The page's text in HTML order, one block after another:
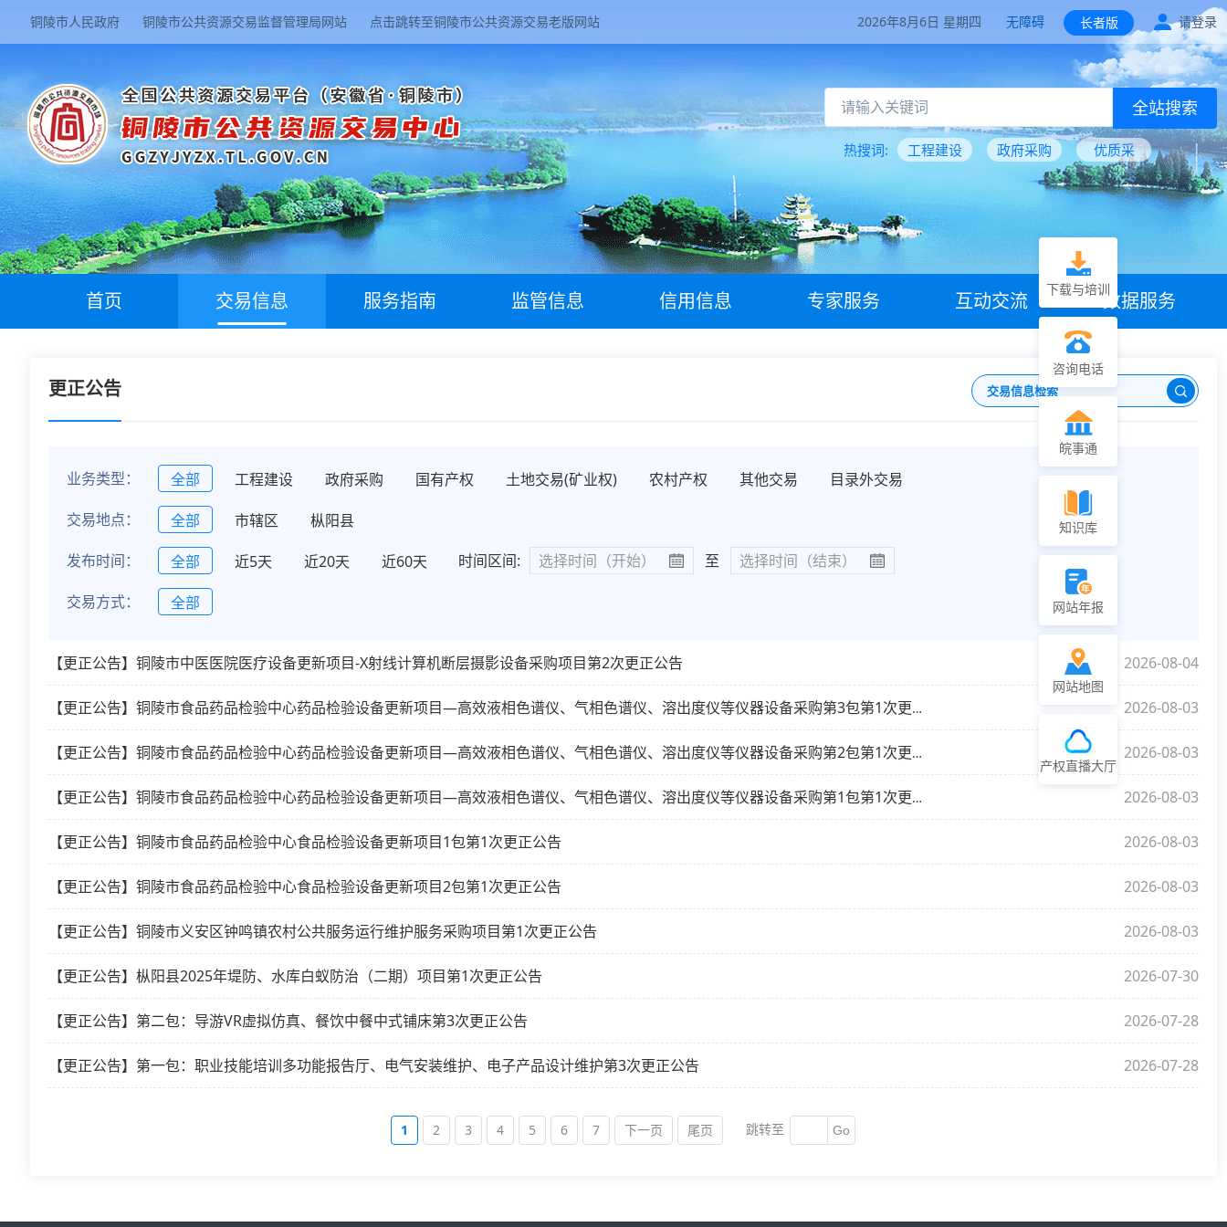
铜陵市人民政府 铜陵市公共资源交易监督管理局网站 点击跳转至铜陵市公共资源交易老版网站 2026年8月6日 星期四 无障碍 长者版 请登录
全站搜索
热搜词: 工程建设 政府采购 优质采
首页 交易信息 服务指南 监管信息 信用信息 专家服务 互动交流 数据服务
更正公告
业务类型： 全部 工程建设 政府采购 国有产权 土地交易(矿业权) 农村产权 其他交易
目录外交易
交易地点：
全部 市辖区
枞阳县
发布时间：
全部 近5天 近20天 近60天 时间区间: 至
交易方式： 全部
【更正公告】铜陵市中医医院医疗设备更新项目-X射线计算机断层摄影设备采购项目第2次更正公告 2026-08-04
【更正公告】铜陵市食品药品检验中心药品检验设备更新项目—高效液相色谱仪、气相色谱仪、溶出度仪等仪器设备采购第3包第1次更正公告 2026-08-03
【更正公告】铜陵市食品药品检验中心药品检验设备更新项目—高效液相色谱仪、气相色谱仪、溶出度仪等仪器设备采购第2包第1次更正公告 2026-08-03
【更正公告】铜陵市食品药品检验中心药品检验设备更新项目—高效液相色谱仪、气相色谱仪、溶出度仪等仪器设备采购第1包第1次更正公告 2026-08-03
【更正公告】铜陵市食品药品检验中心食品检验设备更新项目1包第1次更正公告 2026-08-03
【更正公告】铜陵市食品药品检验中心食品检验设备更新项目2包第1次更正公告 2026-08-03
【更正公告】铜陵市义安区钟鸣镇农村公共服务运行维护服务采购项目第1次更正公告 2026-08-03
【更正公告】枞阳县2025年堤防、水库白蚁防治（二期）项目第1次更正公告 2026-07-30
【更正公告】第二包：导游VR虚拟仿真、餐饮中餐中式铺床第3次更正公告 2026-07-28
【更正公告】第一包：职业技能培训多功能报告厅、电气安装维护、电子产品设计维护第3次更正公告 2026-07-28
1 2 3 4 5 6 7 下一页 尾页 跳转至 Go
下载与培训
咨询电话
皖事通
知识库
网站年报
网站地图
产权直播大厅